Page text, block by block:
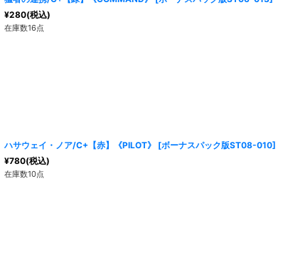
¥280(税込)
在庫数16点
ハサウェイ・ノア/C+【赤】《PILOT》 [ボーナスパック版ST08-010]
¥780(税込)
在庫数10点